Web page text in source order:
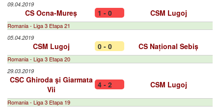
09.04.2019
CS Ocna-Mureș 1 - 0 CSM Lugoj
Romania - Liga 3 Etapa 21
05.04.2019
CSM Lugoj 0 - 0 CS Național Sebiș
Romania - Liga 3 Etapa 20
29.03.2019
CSC Ghiroda şi Giarmata
Vii
4 - 2 CSM Lugoj
Romania - Liga 3 Etapa 19